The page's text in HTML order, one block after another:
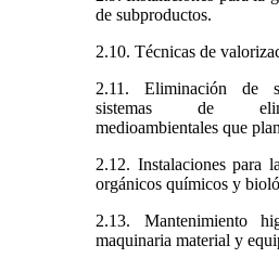
de subproductos.
2.10. Técnicas de
2.11. Eliminación de
sistemas de
medioambientales que
2.12. Instalaciones para
orgánicos químicos y
2.13. Mantenimiento
maquinaria material y